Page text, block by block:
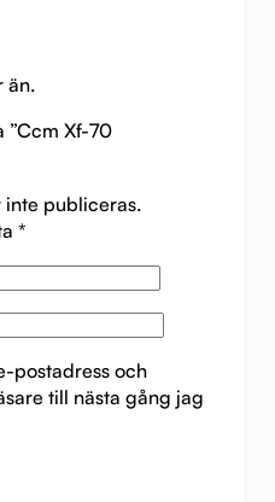
än.
”Ccm Xf-70
inte publiceras.
*
postadress och
till nästa gång jag